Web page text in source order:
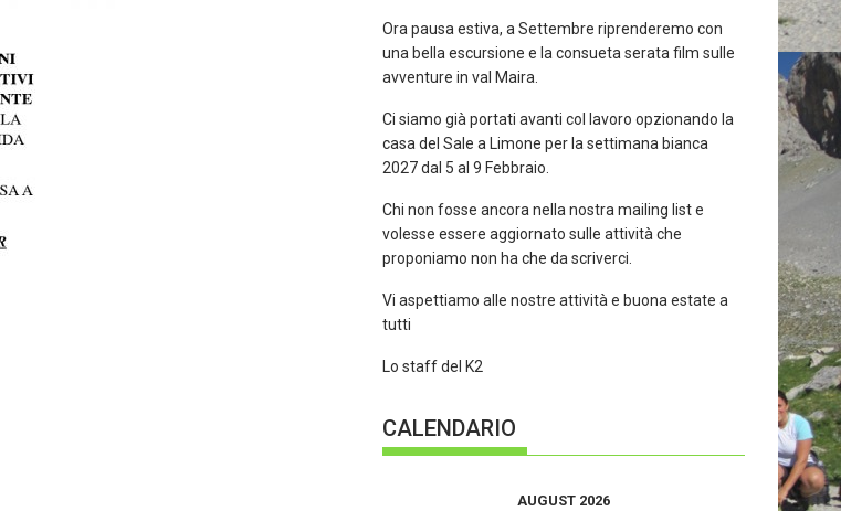
Ora pausa estiva, a Settembre riprenderemo con
una bella escursione e la consueta serata film sulle
avventure in val Maira.
Ci siamo già portati avanti col lavoro opzionando la
casa del Sale a Limone per la settimana bianca
2027 dal 5 al 9 Febbraio.
Chi non fosse ancora nella nostra mailing list e
volesse essere aggiornato sulle attività che
proponiamo non ha che da scriverci.
Vi aspettiamo alle nostre attività e buona estate a
tutti
Lo staff del K2
CALENDARIO
AUGUST 2026